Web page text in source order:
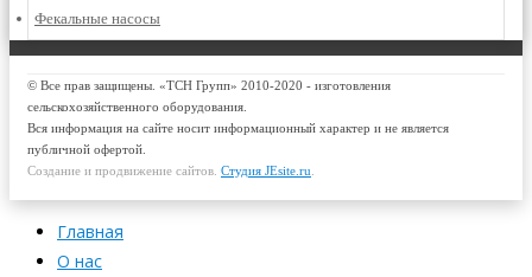
Фекальные насосы
© Все прав защищены. «ТСН Групп» 2010-2020 - изготовления
сельскохозяйственного оборудования.
Вся информация на сайте носит информационный характер и не является
публичной офертой.
Создание и продвижение сайтов. Студия JEsite.ru
Главная
О нас